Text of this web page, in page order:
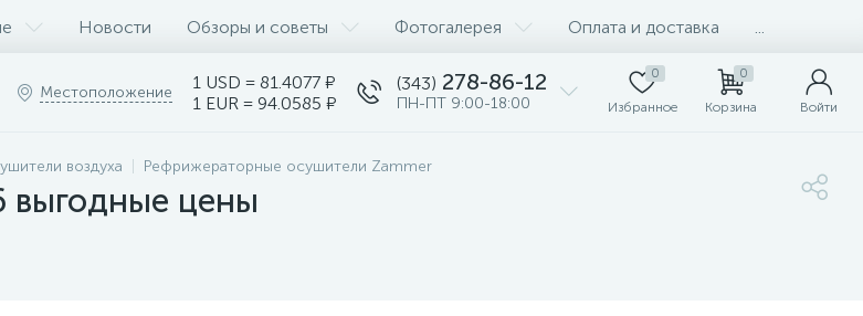
Новости Обзоры и советы Фотогалерея Оплата и доставка
Местоположение
1 USD = 81.4077 ₽
1 EUR = 94.0585 ₽
(343) 278-86-12
ПН-ПТ 9:00-18:00
0
Избранное
0
Корзина Войти
воздуха Рефрижераторные осушители Zammer
выгодные цены